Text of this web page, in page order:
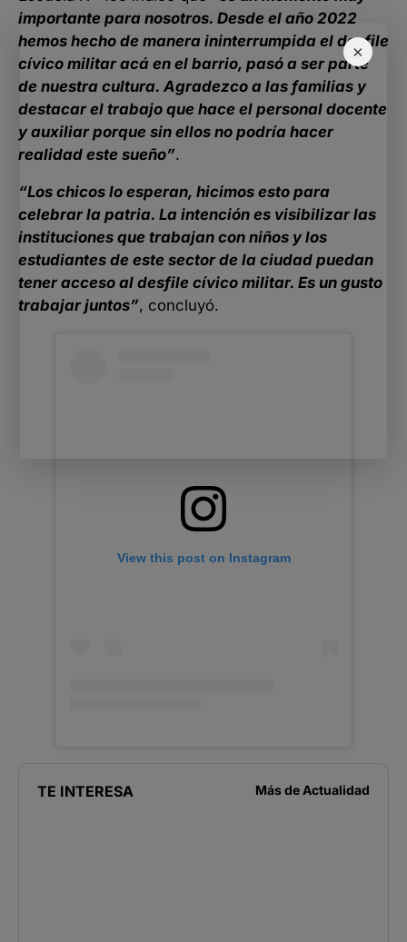
×
importante para nosotros. Desde el año 2022
hemos hecho de manera ininterrumpida el desfile
cívico militar acá en el barrio, pasó a ser parte
de nuestra cultura. Agradezco a las familias y
destacar el trabajo que hace el personal docente
y auxiliar porque sin ellos no podría hacer
realidad este sueño”.
“Los chicos lo esperan, hicimos esto para
celebrar la patria. La intención es visibilizar las
instituciones que trabajan con niños y los
estudiantes de este sector de la ciudad puedan
tener acceso al desfile cívico militar. Es un gusto
trabajar juntos”, concluyó.
View this post on Instagram
TE INTERESA Más de Actualidad